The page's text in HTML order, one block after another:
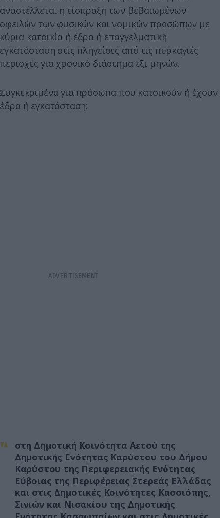
αναστέλλεται η είσπραξη των βεβαιωμένων
οφειλών των φυσικών και νομικών προσώπων με
κύρια κατοικία ή έδρα ή επαγγελματική
εγκατάσταση στις πληγείσες από τις πυρκαγιές
περιοχές για χρονικό διάστημα έξι μηνών.
Συγκεκριμένα για πρόσωπα που κατοικούν ή έχουν
έδρα ή εγκατάσταση:
στη Δημοτική Κοινότητα Αετού της
Δημοτικής Ενότητας Καρύστου του Δήμου
Καρύστου της Περιφερειακής Ενότητας
Εύβοιας της Περιφέρειας Στερεάς Ελλάδας
και στις Δημοτικές Κοινότητες Κασσιόπης,
Σινιών και Νισακίου της Δημοτικής